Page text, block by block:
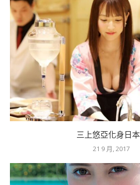
三上悠亞化身日
21 9 月, 2017